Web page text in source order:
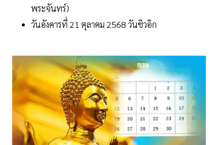
พระจันทร์)
วันอังคารที่ 21 ตุลาคม 2568 วันชิวอิก